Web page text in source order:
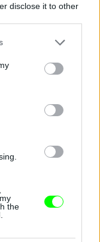
disclose it to other
or more Google
You may click to
party tags to
in below Google
the